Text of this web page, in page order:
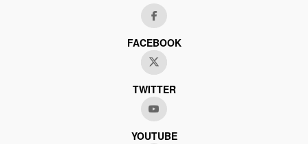
FACEBOOK
TWITTER
YOUTUBE